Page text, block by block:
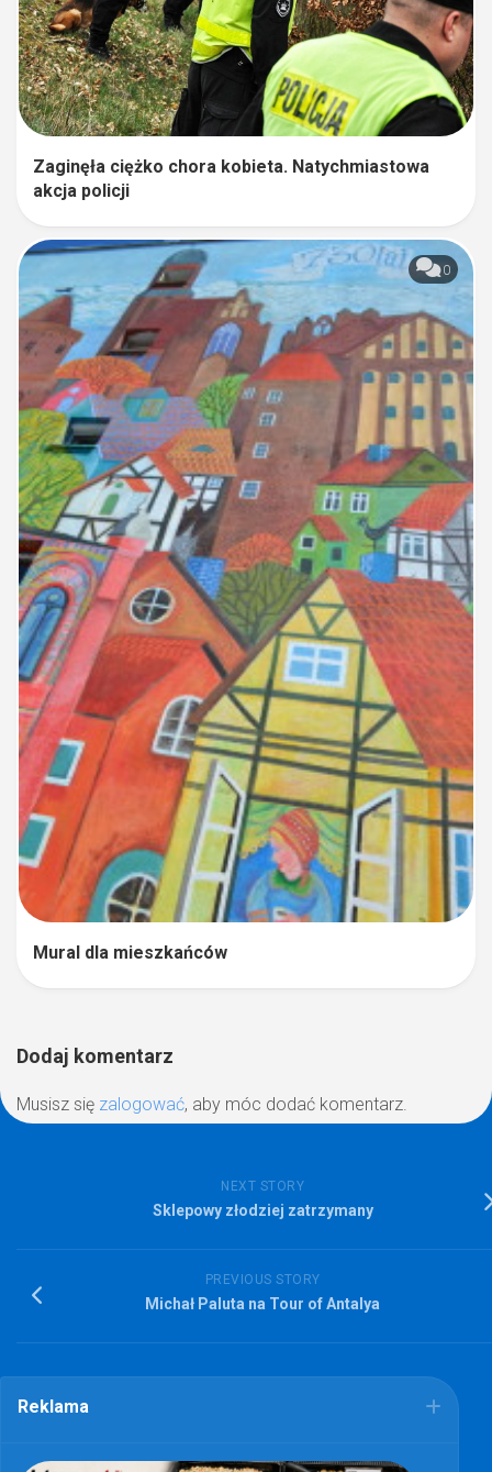
Zaginęła ciężko chora kobieta. Natychmiastowa
akcja policji
0
Mural dla mieszkańców
Dodaj komentarz
Musisz się zalogować, aby móc dodać komentarz.
NEXT STORY
Sklepowy złodziej zatrzymany
PREVIOUS STORY
Michał Paluta na Tour of Antalya
Reklama